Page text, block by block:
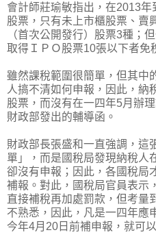
會計師莊瑜敏指出，在2013
股票，只有未上市櫃股票、賣
（首次公開發行）股票3種；
取得ＩＰＯ股票10張以下者免
雖然課稅範圍很簡單，但其中
人搞不清如何申報，因此，納
股票，而沒有在一四年5月辦
財政部發出的輔導函。
財政部長張盛和一直強調，這
單」，而是國稅局發現納稅人
卻沒有申報；因此，各國稅局
補報。對此，國稅局官員表示
直接補稅再加處罰款，但考量
不熟悉，因此，凡是一四年應
今年4月20日前補申報，就可